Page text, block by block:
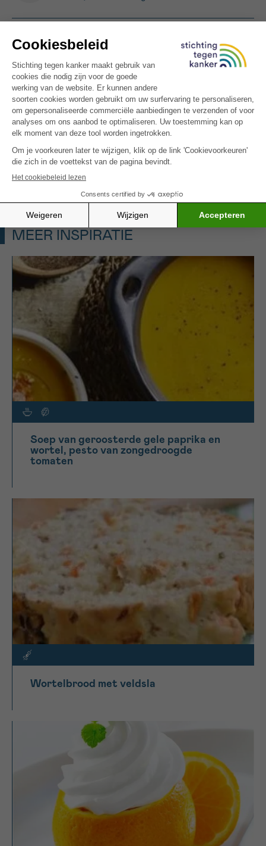
OPGELET : Dit is een recept voor
mensen met kanker. Het is mogelijk rijk
aan calorieën en/of eiwitten, of specifiek
uitgewerkt voor bepaalde klachten
(minder eetlust, misselijkheid,
smaakwijziging, vermoeidheid).
Zin in nog een vegetarisch ovengerecht ? Probeer
dan zeker onzegegratineerde zomergroenten
MEER INSPIRATIE
Soep van geroosterde gele paprika en
wortel, pesto van zongedroogde
tomaten
Wortelbrood met veldsla